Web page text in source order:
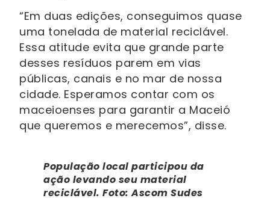
“Em duas edições, conseguimos quase
uma tonelada de material reciclável.
Essa atitude evita que grande parte
desses resíduos parem em vias
públicas, canais e no mar de nossa
cidade. Esperamos contar com os
maceioenses para garantir a Maceió
que queremos e merecemos”, disse.
População local participou da
ação levando seu material
reciclável. Foto: Ascom Sudes